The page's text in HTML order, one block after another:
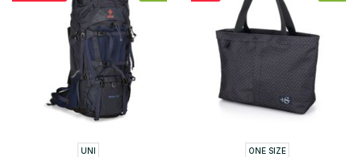
UNI ONE SIZE